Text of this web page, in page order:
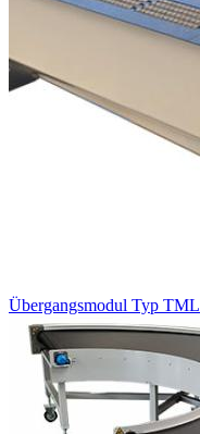
Übergangsmodul Typ TML